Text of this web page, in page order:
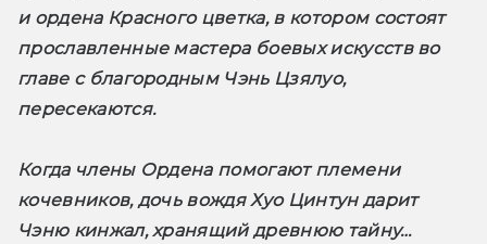
и ордена Красного цветка, в котором состоят
прославленные мастера боевых искусств во
главе с благородным Чэнь Цзялуо,
пересекаются.
Когда члены Ордена помогают племени
кочевников, дочь вождя Хуо Цинтун дарит
Чэню кинжал, хранящий древнюю тайну…